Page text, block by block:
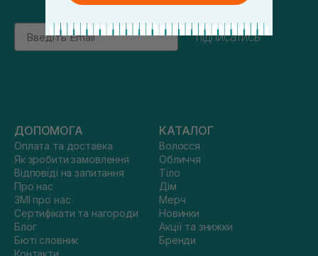
Email
підписатись
ДОПОМОГА
Оплата та доставка
Як зробити замовлення
Відповіді на запитання
Про нас
ЗМІ про нас
Сертифікати та нагороди
Блог
Бюті словник
Контакти
КАТАЛОГ
Волосся
Обличчя
Тіло
Дім
Мерч
Новинки
Акції та знижки
Бренди